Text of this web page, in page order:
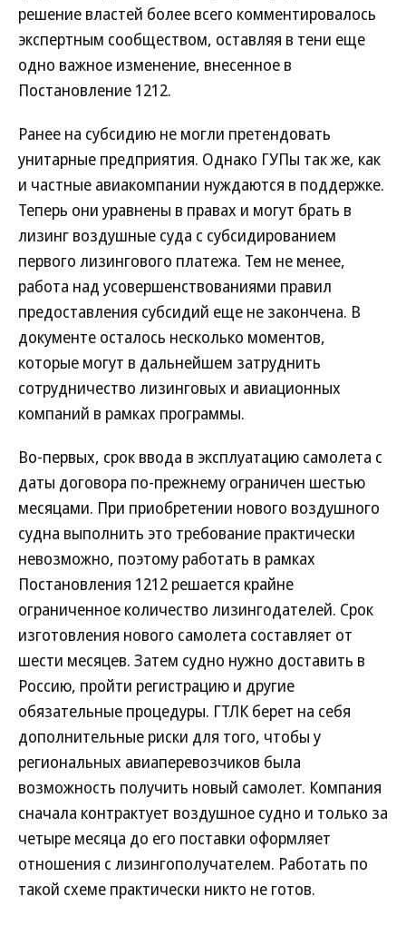
решение властей более всего комментировалось
экспертным сообществом, оставляя в тени еще
одно важное изменение, внесенное в
Постановление 1212.
Ранее на субсидию не могли претендовать
унитарные предприятия. Однако ГУПы так же, как
и частные авиакомпании нуждаются в поддержке.
Теперь они уравнены в правах и могут брать в
лизинг воздушные суда с субсидированием
первого лизингового платежа. Тем не менее,
работа над усовершенствованиями правил
предоставления субсидий еще не закончена. В
документе осталось несколько моментов,
которые могут в дальнейшем затруднить
сотрудничество лизинговых и авиационных
компаний в рамках программы.
Во-первых, срок ввода в эксплуатацию самолета с
даты договора по-прежнему ограничен шестью
месяцами. При приобретении нового воздушного
судна выполнить это требование практически
невозможно, поэтому работать в рамках
Постановления 1212 решается крайне
ограниченное количество лизингодателей. Срок
изготовления нового самолета составляет от
шести месяцев. Затем судно нужно доставить в
Россию, пройти регистрацию и другие
обязательные процедуры. ГТЛК берет на себя
дополнительные риски для того, чтобы у
региональных авиаперевозчиков была
возможность получить новый самолет. Компания
сначала контрактует воздушное судно и только за
четыре месяца до его поставки оформляет
отношения с лизингополучателем. Работать по
такой схеме практически никто не готов.